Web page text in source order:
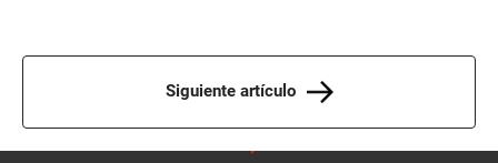
Siguiente artículo